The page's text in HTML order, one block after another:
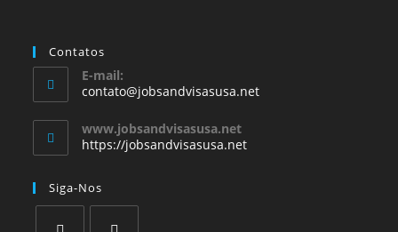
Contatos
E-mail:
contato@jobsandvisasusa.net
www.jobsandvisasusa.net
https://jobsandvisasusa.net
Siga-Nos